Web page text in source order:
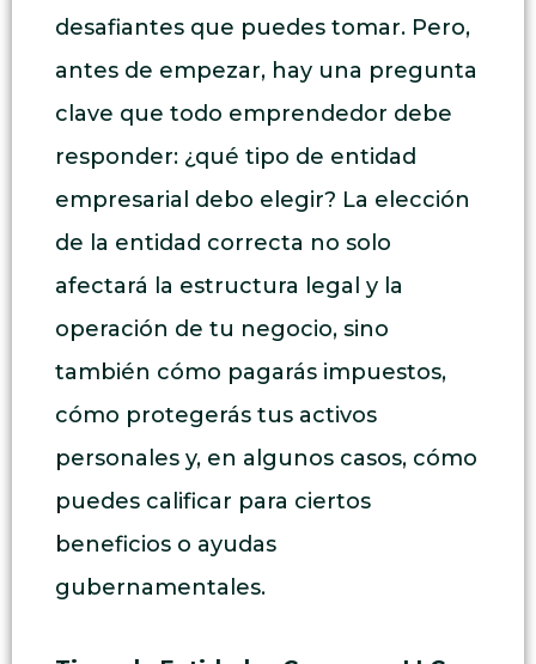
desafiantes que puedes tomar. Pero,
antes de empezar, hay una pregunta
clave que todo emprendedor debe
responder: ¿qué tipo de entidad
empresarial debo elegir? La elección
de la entidad correcta no solo
afectará la estructura legal y la
operación de tu negocio, sino
también cómo pagarás impuestos,
cómo protegerás tus activos
personales y, en algunos casos, cómo
puedes calificar para ciertos
beneficios o ayudas
gubernamentales.